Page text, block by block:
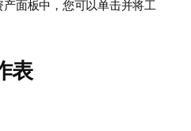
面板中，您可以单击并将工
表